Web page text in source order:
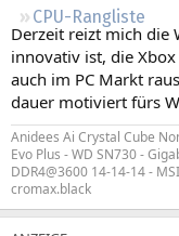
CPU-Rangliste
Derzeit reizt mich die
innovativ ist, die
auch im PC Markt
dauer motiviert fürs
Anidees Ai Crystal Cube
Evo Plus - WD SN730 -
DDR4@3600 14-14-14 -
cromax.black